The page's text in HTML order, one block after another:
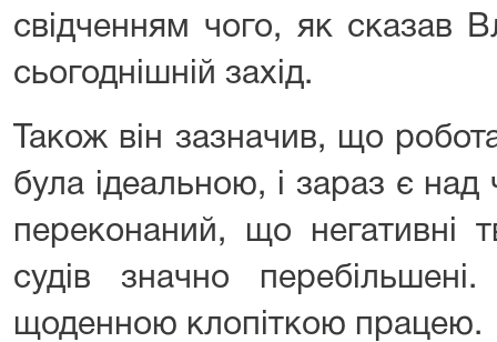
свідченням чого, як сказав
сьогоднішній захід.
Також він зазначив, що
була ідеальною, і зараз є
переконаний, що негативні
судів значно
щоденною клопіткою працею.